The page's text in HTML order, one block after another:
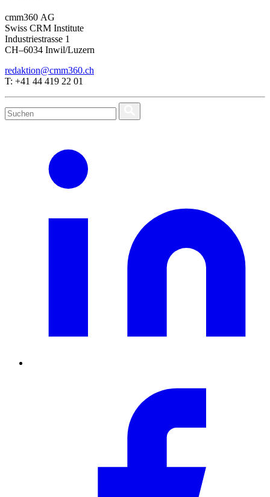
cmm360 AG
Swiss CRM Institute
Industriestrasse 1
CH–6034 Inwil/Luzern
redaktion@cmm360.ch
T: +41 44 419 22 01